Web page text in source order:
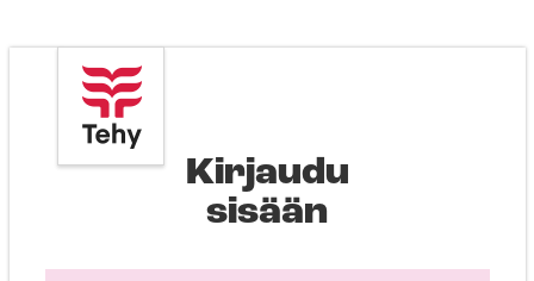
Kirjaudu
sisään